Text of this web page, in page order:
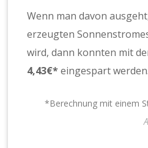
Wenn man davon
erzeugten
wird, dann konnten mit
4,43€*eingespart werden.
*Berechnung mit einem